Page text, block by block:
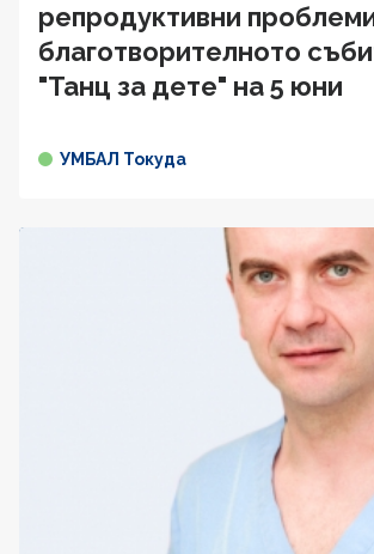
репродуктивни
благотворителното
"Танц за дете" на 5 юни
УМБАЛ Токуда